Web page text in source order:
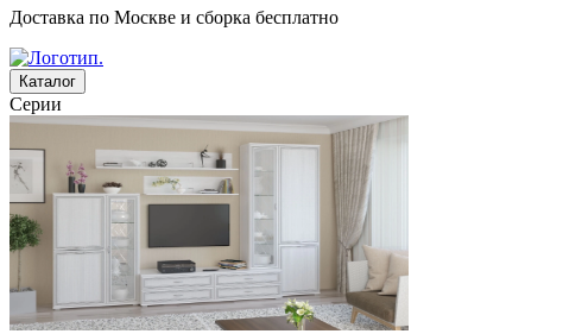
Доставка по Москве и сборка бесплатно
Каталог
Серии